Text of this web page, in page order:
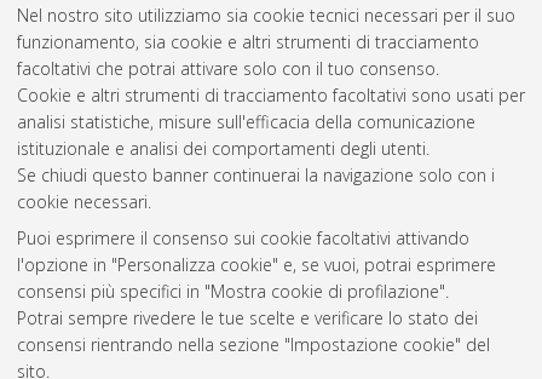
Nel nostro sito utilizziamo sia cookie tecnici necessari per il suo
funzionamento, sia cookie e altri strumenti di tracciamento
facoltativi che potrai attivare solo con il tuo consenso.
Cookie e altri strumenti di tracciamento facoltativi sono usati per
analisi statistiche, misure sull'efficacia della comunicazione
istituzionale e analisi dei comportamenti degli utenti.
Se chiudi questo banner continuerai la navigazione solo con i
cookie necessari.
Puoi esprimere il consenso sui cookie facoltativi attivando
l'opzione in "Personalizza cookie" e, se vuoi, potrai esprimere
consensi più specifici in "Mostra cookie di profilazione".
Potrai sempre rivedere le tue scelte e verificare lo stato dei
consensi rientrando nella sezione "Impostazione cookie" del
sito.
Abstract
Altri metadati
Gestione del documento:
Atom
Rss 1.0
Rss 2.0